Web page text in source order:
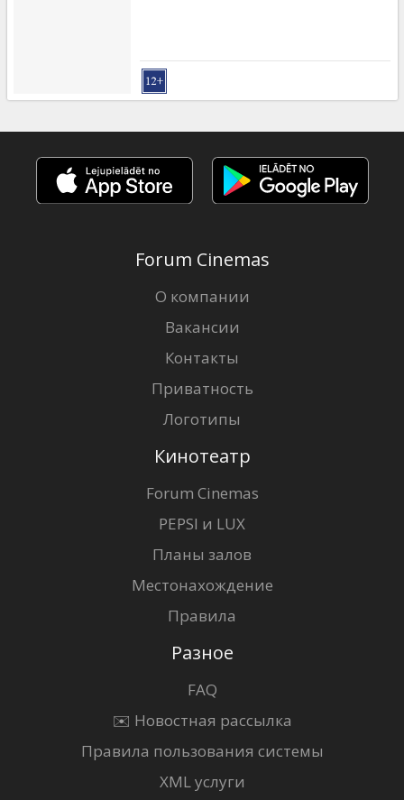
Forum Cinemas
О компании
Вакансии
Контакты
Приватность
Логотипы
Кинотеатр
Forum Cinemas
PEPSI и LUX
Планы залов
Местонахождение
Правила
Разное
FAQ
✉️ Новостная рассылка
Правила пользования системы
XML услуги